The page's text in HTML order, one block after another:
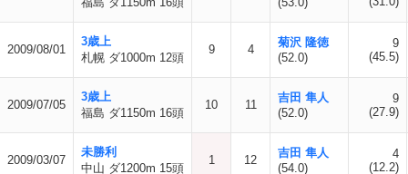
2009/08/01
3歳上
札幌 ダ1000m 12頭
9 4
菊沢 隆徳
(52.0)
9
(45.5)
2009/07/05
3歳上
福島 ダ1150m 16頭
10 11
吉田 隼人
(52.0)
9
(27.9)
2009/03/07
未勝利
中山 ダ1200m 15頭
1 12
吉田 隼人
(54.0)
4
(12.2)